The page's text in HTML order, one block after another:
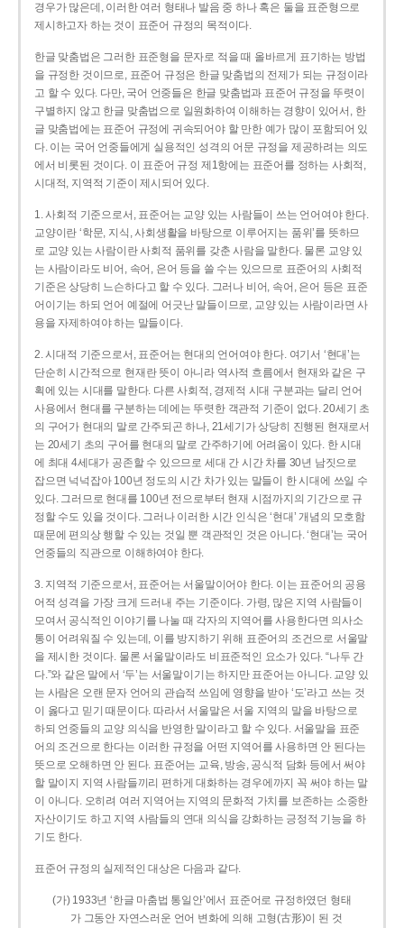
경우가 많은데, 이러한 여러 형태나 발음 중 하나 혹은 둘을 표준형으로
제시하고자 하는 것이 표준어 규정의 목적이다.
한글 맞춤법은 그러한 표준형을 문자로 적을 때 올바르게 표기하는 방법
을 규정한 것이므로, 표준어 규정은 한글 맞춤법의 전제가 되는 규정이라
고 할 수 있다. 다만, 국어 언중들은 한글 맞춤법과 표준어 규정을 뚜렷이
구별하지 않고 한글 맞춤법으로 일원화하여 이해하는 경향이 있어서, 한
글 맞춤법에는 표준어 규정에 귀속되어야 할 만한 예가 많이 포함되어 있
다. 이는 국어 언중들에게 실용적인 성격의 어문 규정을 제공하려는 의도
에서 비롯된 것이다. 이 표준어 규정 제1항에는 표준어를 정하는 사회적,
시대적, 지역적 기준이 제시되어 있다.
1. 사회적 기준으로서, 표준어는 교양 있는 사람들이 쓰는 언어여야 한다.
교양이란 ‘학문, 지식, 사회생활을 바탕으로 이루어지는 품위’를 뜻하므
로 교양 있는 사람이란 사회적 품위를 갖춘 사람을 말한다. 물론 교양 있
는 사람이라도 비어, 속어, 은어 등을 쓸 수는 있으므로 표준어의 사회적
기준은 상당히 느슨하다고 할 수 있다. 그러나 비어, 속어, 은어 등은 표준
어이기는 하되 언어 예절에 어긋난 말들이므로, 교양 있는 사람이라면 사
용을 자제하여야 하는 말들이다.
2. 시대적 기준으로서, 표준어는 현대의 언어여야 한다. 여기서 ‘현대’는
단순히 시간적으로 현재란 뜻이 아니라 역사적 흐름에서 현재와 같은 구
획에 있는 시대를 말한다. 다른 사회적, 경제적 시대 구분과는 달리 언어
사용에서 현대를 구분하는 데에는 뚜렷한 객관적 기준이 없다. 20세기 초
의 구어가 현대의 말로 간주되곤 하나, 21세기가 상당히 진행된 현재로서
는 20세기 초의 구어를 현대의 말로 간주하기에 어려움이 있다. 한 시대
에 최대 4세대가 공존할 수 있으므로 세대 간 시간 차를 30년 남짓으로
잡으면 넉넉잡아 100년 정도의 시간 차가 있는 말들이 한 시대에 쓰일 수
있다. 그러므로 현대를 100년 전으로부터 현재 시점까지의 기간으로 규
정할 수도 있을 것이다. 그러나 이러한 시간 인식은 ‘현대’ 개념의 모호함
때문에 편의상 행할 수 있는 것일 뿐 객관적인 것은 아니다. ‘현대’는 국어
언중들의 직관으로 이해하여야 한다.
3. 지역적 기준으로서, 표준어는 서울말이어야 한다. 이는 표준어의 공용
어적 성격을 가장 크게 드러내 주는 기준이다. 가령, 많은 지역 사람들이
모여서 공식적인 이야기를 나눌 때 각자의 지역어를 사용한다면 의사소
통이 어려워질 수 있는데, 이를 방지하기 위해 표준어의 조건으로 서울말
을 제시한 것이다. 물론 서울말이라도 비표준적인 요소가 있다. “나두 간
다.”와 같은 말에서 ‘두’는 서울말이기는 하지만 표준어는 아니다. 교양 있
는 사람은 오랜 문자 언어의 관습적 쓰임에 영향을 받아 ‘도’라고 쓰는 것
이 옳다고 믿기 때문이다. 따라서 서울말은 서울 지역의 말을 바탕으로
하되 언중들의 교양 의식을 반영한 말이라고 할 수 있다. 서울말을 표준
어의 조건으로 한다는 이러한 규정을 어떤 지역어를 사용하면 안 된다는
뜻으로 오해하면 안 된다. 표준어는 교육, 방송, 공식적 담화 등에서 써야
할 말이지 지역 사람들끼리 편하게 대화하는 경우에까지 꼭 써야 하는 말
이 아니다. 오히려 여러 지역어는 지역의 문화적 가치를 보존하는 소중한
자산이기도 하고 지역 사람들의 연대 의식을 강화하는 긍정적 기능을 하
기도 한다.
표준어 규정의 실제적인 대상은 다음과 같다.
(가) 1933년 ‘한글 마춤법 통일안’에서 표준어로 규정하였던 형태
가 그동안 자연스러운 언어 변화에 의해 고형(古形)이 된 것